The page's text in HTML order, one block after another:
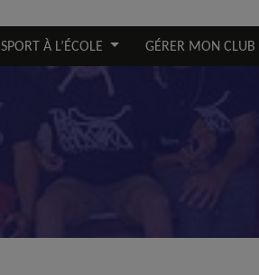
SPORT À L’ÉCOLE GÉRER MON CLUB